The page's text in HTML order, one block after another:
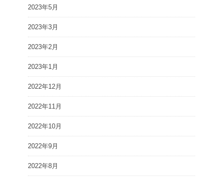
2023年5月
2023年3月
2023年2月
2023年1月
2022年12月
2022年11月
2022年10月
2022年9月
2022年8月